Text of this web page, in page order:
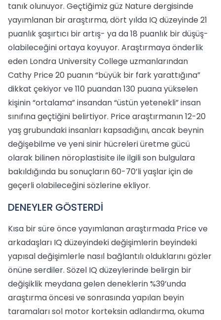
tanık olunuyor. Geçtiğimiz güz Nature dergisinde
yayımlanan bir araştırma, dört yılda IQ düzeyinde 21
puanlık şaşırtıcı bir artış- ya da 18 puanlık bir düşüş-
olabileceğini ortaya koyuyor. Araştırmaya önderlik
eden Londra University College uzmanlarından
Cathy Price 20 puanın “büyük bir fark yarattığına”
dikkat çekiyor ve 110 puandan 130 puana yükselen
kişinin “ortalama” insandan “üstün yetenekli” insan
sınıfına geçtiğini belirtiyor. Price araştırmanın 12-20
yaş grubundaki insanları kapsadığını, ancak beynin
değişebilme ve yeni sinir hücreleri üretme gücü
olarak bilinen nöroplastisite ile ilgili son bulgulara
bakıldığında bu sonuçların 60-70’li yaşlar için de
geçerli olabileceğini sözlerine ekliyor.
DENEYLER GÖSTERDİ
Kısa bir süre önce yayımlanan araştırmada Price ve
arkadaşları IQ düzeyindeki değişimlerin beyindeki
yapısal değişimlerle nasıl bağlantılı olduklarını gözler
önüne serdiler. Sözel IQ düzeylerinde belirgin bir
değişiklik meydana gelen deneklerin %39’unda
araştırma öncesi ve sonrasında yapılan beyin
taramaları sol motor korteksin adlandırma, okuma